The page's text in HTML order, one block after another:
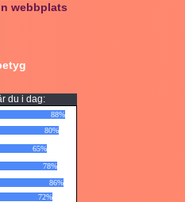
webbplats
du i dag: